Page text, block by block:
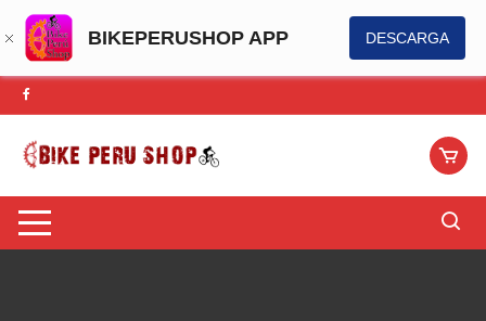
BIKEPERUSHOP APP DESCARGA
Saltar
al
contenido